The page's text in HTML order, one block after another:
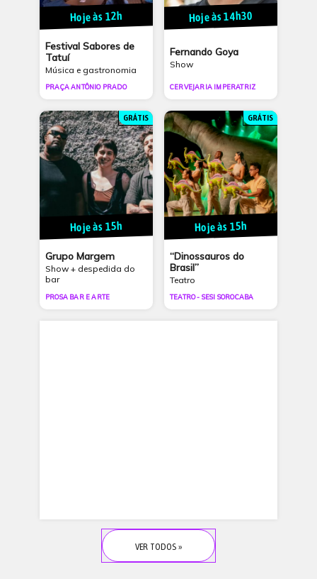
VER TODOS »
Hoje às 12h
Festival Sabores de
Tatuí
Música e gastronomia
PRAÇA ANTÔNIO PRADO
Hoje às 14h30
Fernando Goya
Show
CERVEJARIA IMPERATRIZ
GRÁTIS
Hoje às 15h
Grupo Margem
Show + despedida do
bar
PROSA BAR E ARTE
GRÁTIS
Hoje às 15h
“Dinossauros do
Brasil”
Teatro
TEATRO - SESI SOROCABA